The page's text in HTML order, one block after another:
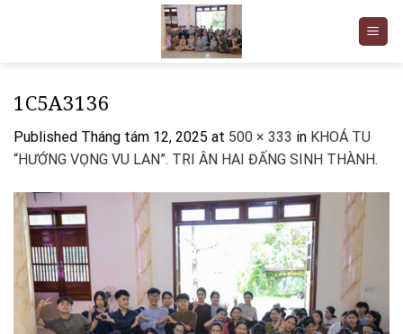
1C5A3136
Published Tháng tám 12, 2025 at 500 × 333 in KHOÁ TU
“HƯỚNG VỌNG VU LAN”. TRI ÂN HAI ĐẤNG SINH THÀNH.